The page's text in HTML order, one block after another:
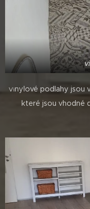
Vinylové podlahy jsou
které jsou vhodné